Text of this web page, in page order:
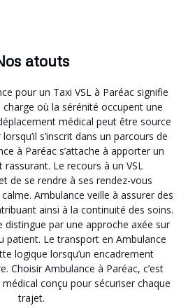
atouts
pour un Taxi VSL à Paréac signifie
où la sérénité occupent une
médical peut être source
s’inscrit dans un parcours de
à Paréac s’attache à apporter un
Le recours à un VSL
de se rendre à ses rendez-vous
Ambulance veille à assurer des
ainsi à la continuité des soins.
distingue par une approche axée sur
patient. Le transport en Ambulance
logique lorsqu’un encadrement
Choisir Ambulance à Paréac, c’est
conçu pour sécuriser chaque
trajet.